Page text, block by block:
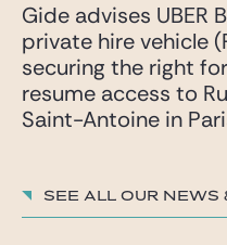
Gide advises UBER
private hire vehicle
securing the right
resume access to
Saint-Antoine in
See all our News